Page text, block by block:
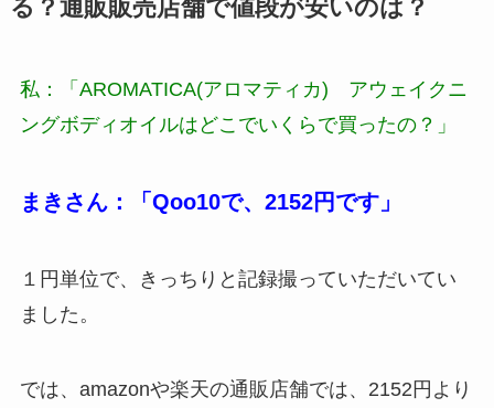
る？通販販売店舗で値段が安いのは？
私：「AROMATICA(アロマティカ) アウェイクニ
ングボディオイルはどこでいくらで買ったの？」
まきさん：「Qoo10で、2152円です」
１円単位で、きっちりと記録撮っていただいてい
ました。
では、amazonや楽天の通販店舗では、2152円より